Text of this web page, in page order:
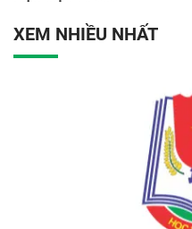
XEM NHIỀU NHẤT